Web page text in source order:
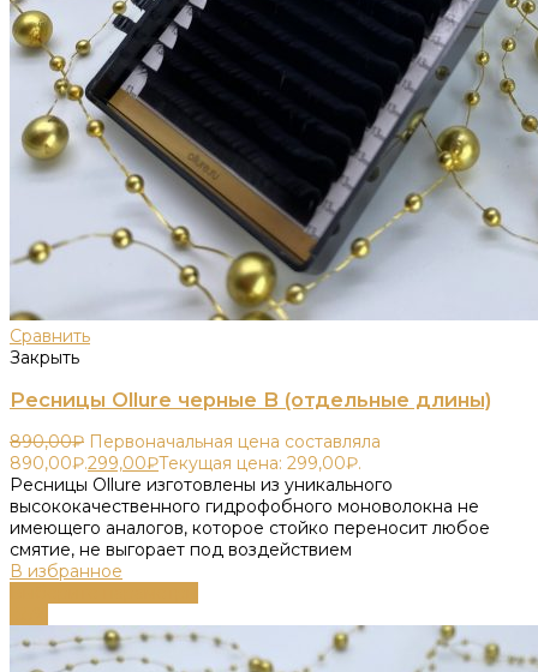
Сравнить
Закрыть
Ресницы Ollure черные B (отдельные длины)
890,00₽ Первоначальная цена составляла
890,00₽.299,00₽Текущая цена: 299,00₽.
Ресницы Ollure изготовлены из уникального
высококачественного гидрофобного моноволокна не
имеющего аналогов, которое стойко переносит любое
смятие, не выгорает под воздействием
В избранное